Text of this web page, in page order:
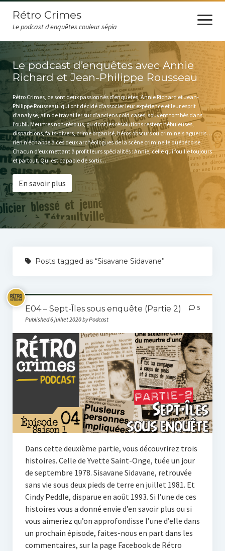
Rétro Crimes
Le podcast d'enquêtes couleur sépia
open
menu
Accueil
Podcast
Revue de presse
Les auditeurs ont la parole
Chroniques
Nouvelles
À propos
Annie Richard
Jean-Philippe Rousseau
Le podcast d’enquêtes avec Annie
Richard et Jean-Philippe Rousseau
Rétro Crimes, ce sont deux passionnés d’enquêtes, Annie Richard et Jean-
Philippe Rousseau, qui ont décidé d’associer leur expérience et leur esprit
d’analyse, afin de travailler sur d’anciens cold cases, souvent tombés dans
l’oubli. Meurtres non-résolus, ou dont les résolutions restent nébuleuses,
disparitions, faits-divers, crime organisé, héros obscurs ou criminels aguerris…
rien n’échappe à ces deux archéologues de la scène criminelle québécoise.
Chacun d’eux mettant à profit leurs spécialités : Annie, celle qui fouille toujours
et partout. Qui est capable de sortir…
En savoir plus
Posts tagged as “Sisavane Sidavane”
E04 – Sept-Îles sous enquête (Partie 2)
Published 6 juillet 2020 by Podcast
5
Dans cette deuxième partie, vous découvrirez trois
histoires. Celle de Yvette Saint-Onge, tuée un jour
de septembre 1978. Sisavane Sidavane, retrouvée
sans vie sous deux pieds de terre en juillet 1981. Et
Cindy Peddle, disparue en août 1993. Si l’une de ces
histoires vous a donné envie d’en savoir plus ou si
vous aimeriez qu’on approfondisse l’une d’elle dans
un prochain épisode, faites-nous en part dans les
commentaires, sur la page Facebook de Rétro